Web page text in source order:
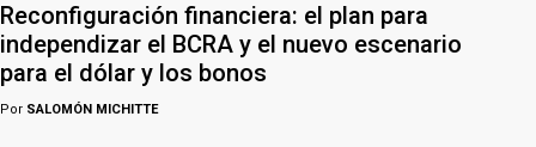
Reconfiguración financiera: el plan para
independizar el BCRA y el nuevo escenario
para el dólar y los bonos
Por SALOMÓN MICHITTE